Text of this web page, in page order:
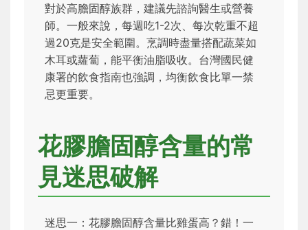
對於高膽固醇族群，建議先諮詢醫生或營養
師。一般來說，每週吃1-2次、每次乾重不超
過20克是安全範圍。烹調時盡量搭配蔬菜如
木耳或蘿蔔，能平衡油脂吸收。台灣國民健
康署的飲食指南也強調，均衡飲食比單一禁
忌更重要。
花膠膽固醇含量的常
見迷思破解
迷思一：花膠膽固醇含量比雞蛋高？錯！一